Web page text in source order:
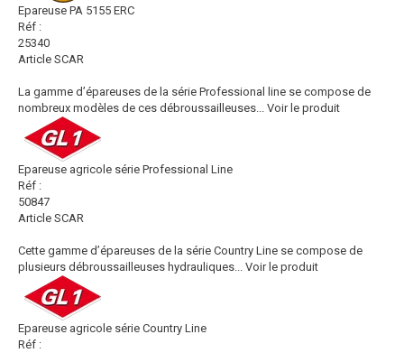
Epareuse PA 5155 ERC
Réf :
25340
Article SCAR
La gamme d’épareuses de la série Professional line se compose de
nombreux modèles de ces débroussailleuses... Voir le produit
Epareuse agricole série Professional Line
Réf :
50847
Article SCAR
Cette gamme d’épareuses de la série Country Line se compose de
plusieurs débroussailleuses hydrauliques... Voir le produit
Epareuse agricole série Country Line
Réf :